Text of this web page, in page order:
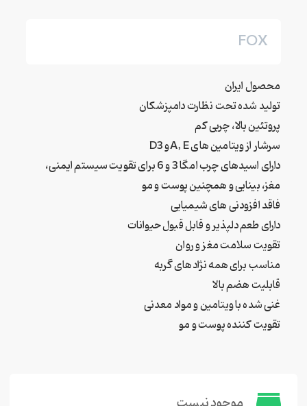
FOX
محصول ایران
تولید شده تحت نظارت دامپزشکان
پروتئین بالا، چربی کم
سرشار از ویتامین های A, Eو D3
دارای اسیدهای چرب امگا 3 و 6 برای تقویت سیستم ایمنی،
مغز، بینایی و همچنین پوست و مو
فاقد افزودنی های شیمیایی
دارای طعم دلپذیر و قابل قبول حیوانات
تقویت سلامت مغز و روان
مناسب برای همه نژادهای گربه
قابلیت هضم بالا
غنی شده با ویتامین و مواد معدنی
تقویت کننده پوست و مو